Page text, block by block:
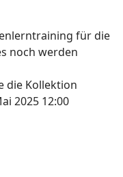
für die
noch werden
die Kollektion
2025 12:00